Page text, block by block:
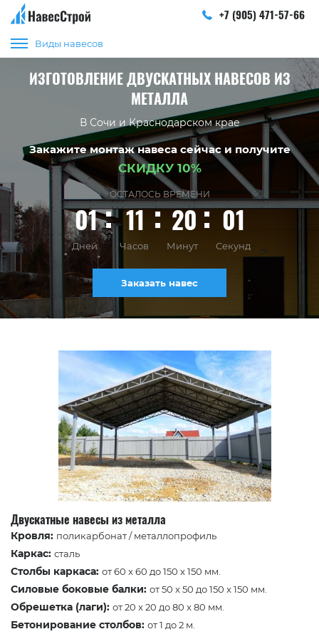
+7 (905) 471-57-66
Виды навесов
ИЗГОТОВЛЕНИЕ ДВУСКАТНЫХ НАВЕСОВ ИЗ
МЕТАЛЛА
В Сочи и Краснодарском крае
Закажите монтаж навеса сейчас и получите
СКИДКУ 10%
ОСТАЛОСЬ ВРЕМЕНИ
01 11 20 01
Дней Часов Минут Секунд
Заказать навес
Двускатные навесы из металла
Кровля: поликарбонат / металлопрофиль
Каркас: сталь
Столбы каркаса: от 60 x 60 до 150 x 150 мм.
Силовые боковые балки: от 50 x 50 до 150 x 150 мм.
Обрешетка (лаги): от 20 x 20 до 80 x 80 мм.
Бетонирование столбов: от 1 до 2 м.